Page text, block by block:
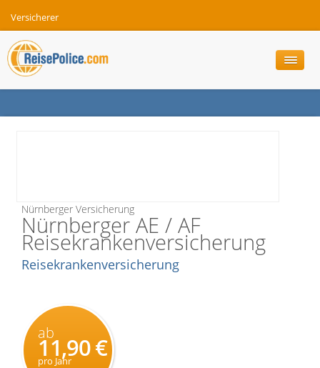
Versicherer
Nürnberger Versicherung
Nürnberger AE / AF
Reisekrankenversicherung
Reisekrankenversicherung
ab
11,90 €
pro Jahr